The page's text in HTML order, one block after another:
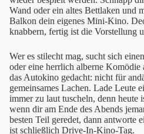
Wand oder ein altes Bettlaken und
Balkon dein eigenes Mini-Kino.
knabbern, fertig ist die Vorstellung
Wer es stilecht mag, sucht sich
oder eine herrlich alberne Komödie
das Autokino gedacht: nicht für
gemeinsames Lachen. Lade Leute
immer zu laut tuscheln, denn heute
wenn dir am Ende des Abends
besten Teil geredet, dann antworte
ist schließlich Drive-In-Kino-Tag.